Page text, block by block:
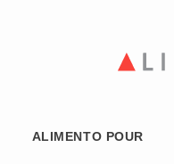
ALIMENTO POUR